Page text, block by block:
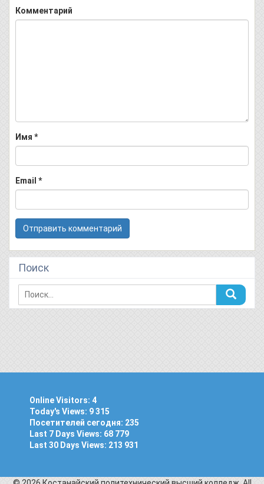
Комментарий
Имя *
Email *
Поиск
Online Visitors: 4
Today's Views: 9 315
Посетителей сегодня: 235
Last 7 Days Views: 68 779
Last 30 Days Views: 213 931